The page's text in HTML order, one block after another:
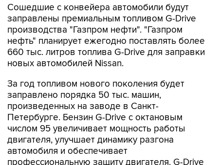
Сошедшие с конвейера автомобили будут
заправлены премиальным топливом G-Drive
производства "Газпром нефти". "Газпром
нефть" планирует ежегодно поставлять более
660 тыс. литров топлива G-Drive для заправки
новых автомобилей Nissan.
За год топливом нового поколения будет
заправлено порядка 50 тыс. машин,
произведенных на заводе в Санкт-
Петербурге. Бензин G-Drive с октановым
числом 95 увеличивает мощность работы
двигателя, улучшает динамику разгона
автомобиля и обеспечивает
профессиональную защиту двигателя. G-Drive